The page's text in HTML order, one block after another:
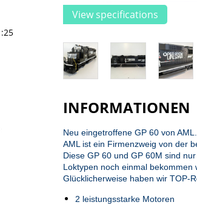
View specifications
INFORMATIONEN
Neu eingetroffene GP 60 von AML.
AML ist ein Firmenzweig von der
Diese GP 60 und GP 60M sind
Loktypen noch einmal bekommen
Glücklicherweise haben wir TOP-
2 leistungsstarke Motoren